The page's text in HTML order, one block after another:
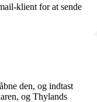
klient for at sende
den, og indtast
og Thylands